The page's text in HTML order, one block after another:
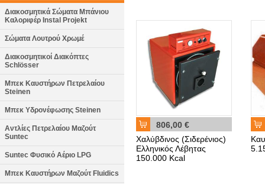
Διακοσμητικά Σώματα Μπάνιου
Καλοριφέρ Instal Projekt
Σώματα Λουτρού Χρωμέ
Διακοσμητικοί Διακόπτες
Schlösser
Μπεκ Καυστήρων Πετρελαίου
Steinen
Μπεκ Υδρονέφωσης Steinen
Αντλίες Πετρελαίου Μαζούτ
Suntec
Suntec Φυσικό Αέριο LPG
Μπεκ Καυστήρων Μαζούτ Fluidics
806,00 €
Χαλύβδινος (Σιδερένιος)
Ελληνικός Λέβητας
150.000 Kcal